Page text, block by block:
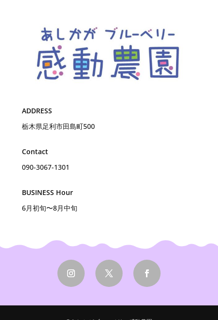
ADDRESS
栃木県足利市田島町500
Contact
090-3067-1301
BUSINESS Hour
6月初旬〜8月中旬